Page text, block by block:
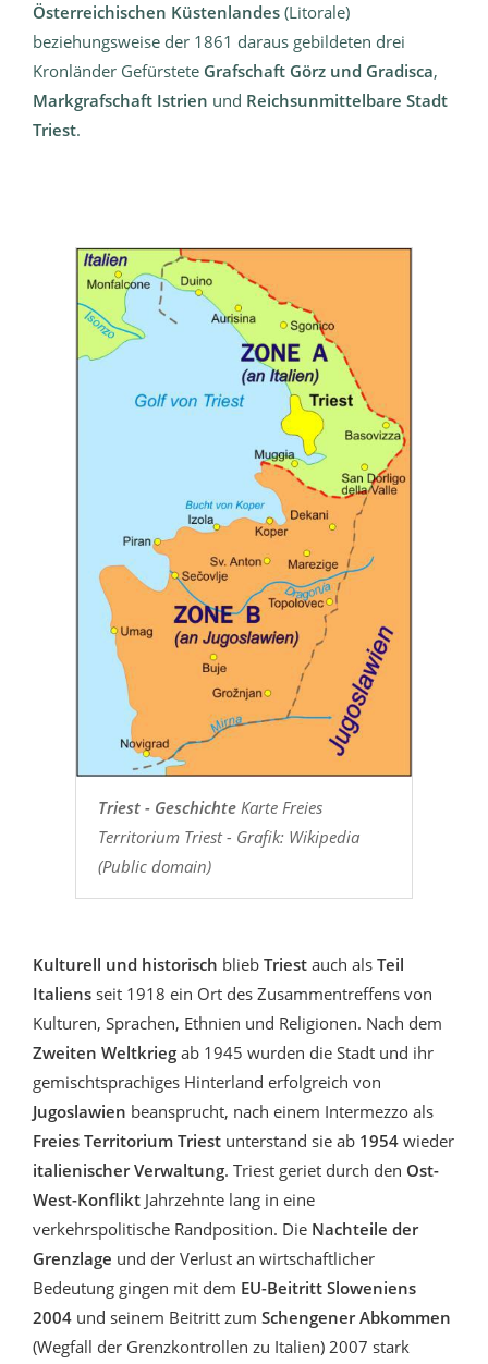
Österreichischen Küstenlandes (Litorale)
beziehungsweise der 1861 daraus gebildeten drei
Kronländer Gefürstete Grafschaft Görz und Gradisca,
Markgrafschaft Istrien und Reichsunmittelbare Stadt
Triest.
Triest - GeschichteKarte Freies
Territorium Triest - Grafik: Wikipedia
(Public domain)
Kulturell und historisch blieb Triest auch als Teil
Italiens seit 1918 ein Ort des Zusammentreffens von
Kulturen, Sprachen, Ethnien und Religionen. Nach dem
Zweiten Weltkrieg ab 1945 wurden die Stadt und ihr
gemischtsprachiges Hinterland erfolgreich von
Jugoslawien beansprucht, nach einem Intermezzo als
Freies Territorium Triest unterstand sie ab 1954 wieder
italienischer Verwaltung. Triest geriet durch den Ost-
West-Konflikt Jahrzehnte lang in eine
verkehrspolitische Randposition. Die Nachteile der
Grenzlage und der Verlust an wirtschaftlicher
Bedeutung gingen mit dem EU-Beitritt Sloweniens
2004 und seinem Beitritt zum Schengener Abkommen
(Wegfall der Grenzkontrollen zu Italien) 2007 stark